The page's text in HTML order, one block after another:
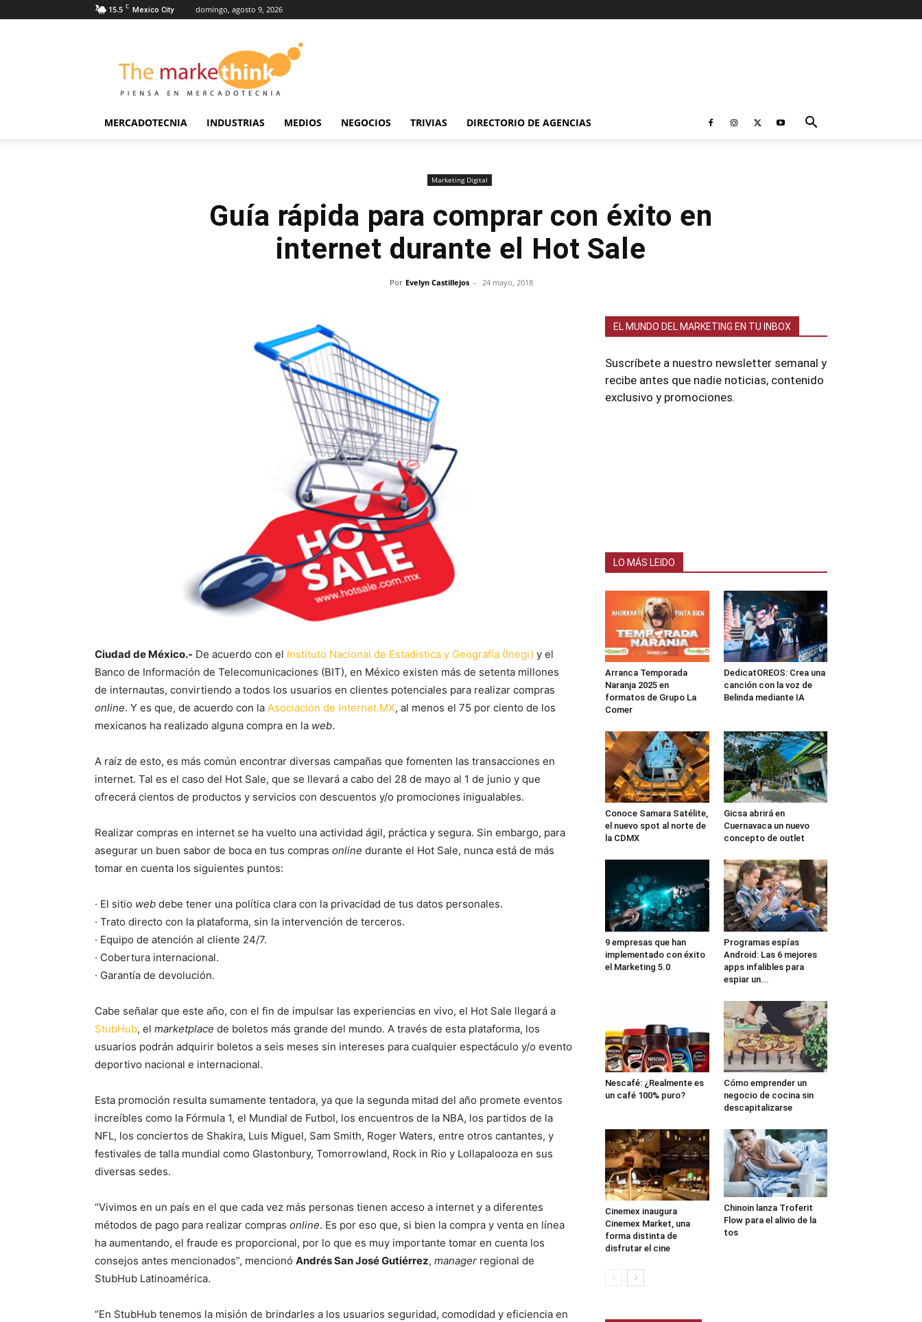
15.5 C Mexico City domingo, agosto 9, 2026
Markethink
MERCADOTECNIA INDUSTRIAS MEDIOS NEGOCIOS TRIVIAS DIRECTORIO DE AGENCIAS
Marketing Digital
Guía rápida para comprar con éxito en
internet durante el Hot Sale
Por Evelyn Castillejos - 24 mayo, 2018
Ciudad de México.- De acuerdo con el Instituto Nacional de Estadística y Geografía (Inegi) y el
Banco de Información de Telecomunicaciones (BIT), en México existen más de setenta millones
de internautas, convirtiendo a todos los usuarios en clientes potenciales para realizar compras
online. Y es que, de acuerdo con la Asociación de Internet.MX, al menos el 75 por ciento de los
mexicanos ha realizado alguna compra en la web.
A raíz de esto, es más común encontrar diversas campañas que fomenten las transacciones en
internet. Tal es el caso del Hot Sale, que se llevará a cabo del 28 de mayo al 1 de junio y que
ofrecerá cientos de productos y servicios con descuentos y/o promociones inigualables.
Realizar compras en internet se ha vuelto una actividad ágil, práctica y segura. Sin embargo, para
asegurar un buen sabor de boca en tus compras online durante el Hot Sale, nunca está de más
tomar en cuenta los siguientes puntos:
· El sitio web debe tener una política clara con la privacidad de tus datos personales.
· Trato directo con la plataforma, sin la intervención de terceros.
· Equipo de atención al cliente 24/7.
· Cobertura internacional.
· Garantía de devolución.
Cabe señalar que este año, con el fin de impulsar las experiencias en vivo, el Hot Sale llegará a
StubHub, el marketplace de boletos más grande del mundo. A través de esta plataforma, los
usuarios podrán adquirir boletos a seis meses sin intereses para cualquier espectáculo y/o evento
deportivo nacional e internacional.
Esta promoción resulta sumamente tentadora, ya que la segunda mitad del año promete eventos
increíbles como la Fórmula 1, el Mundial de Futbol, los encuentros de la NBA, los partidos de la
NFL, los conciertos de Shakira, Luis Miguel, Sam Smith, Roger Waters, entre otros cantantes, y
festivales de talla mundial como Glastonbury, Tomorrowland, Rock in Rio y Lollapalooza en sus
diversas sedes.
“Vivimos en un país en el que cada vez más personas tienen acceso a internet y a diferentes
métodos de pago para realizar compras online. Es por eso que, si bien la compra y venta en línea
ha aumentando, el fraude es proporcional, por lo que es muy importante tomar en cuenta los
consejos antes mencionados”, mencionó Andrés San José Gutiérrez, manager regional de
StubHub Latinoamérica.
“En StubHub tenemos la misión de brindarles a los usuarios seguridad, comodidad y eficiencia en
EL MUNDO DEL MARKETING EN TU INBOX
Suscríbete a nuestro newsletter semanal y
recibe antes que nadie noticias, contenido
exclusivo y promociones.
LO MÁS LEIDO
Arranca Temporada
Naranja 2025 en
formatos de Grupo La
Comer
DedicatOREOS: Crea una
canción con la voz de
Belinda mediante IA
Conoce Samara Satélite,
el nuevo spot al norte de
la CDMX
Gicsa abrirá en
Cuernavaca un nuevo
concepto de outlet
9 empresas que han
implementado con éxito
el Marketing 5.0
Programas espías
Android: Las 6 mejores
apps infalibles para
espiar un...
Nescafé: ¿Realmente es
un café 100% puro?
Cómo emprender un
negocio de cocina sin
descapitalizarse
Cinemex inaugura
Cinemex Market, una
forma distinta de
disfrutar el cine
Chinoin lanza Troferit
Flow para el alivio de la
tos